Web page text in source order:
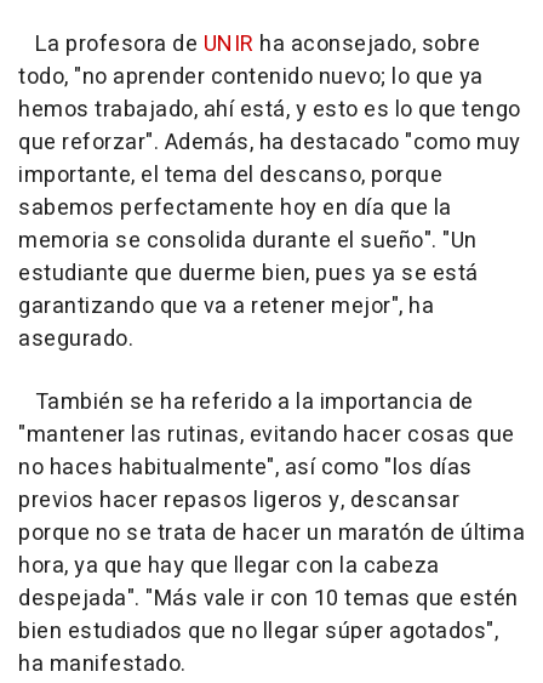
La profesora de UNIR ha aconsejado, sobre
todo, "no aprender contenido nuevo; lo que ya
hemos trabajado, ahí está, y esto es lo que tengo
que reforzar". Además, ha destacado "como muy
importante, el tema del descanso, porque
sabemos perfectamente hoy en día que la
memoria se consolida durante el sueño". "Un
estudiante que duerme bien, pues ya se está
garantizando que va a retener mejor", ha
asegurado.
También se ha referido a la importancia de
"mantener las rutinas, evitando hacer cosas que
no haces habitualmente", así como "los días
previos hacer repasos ligeros y, descansar
porque no se trata de hacer un maratón de última
hora, ya que hay que llegar con la cabeza
despejada". "Más vale ir con 10 temas que estén
bien estudiados que no llegar súper agotados",
ha manifestado.